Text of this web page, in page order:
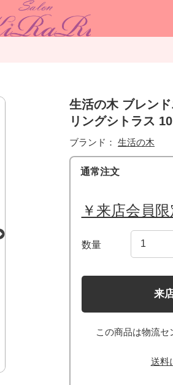
生活の木 ブレン
リングシトラス
ブランド： 生活の木
通常注文
￥来店会員
数量
来
この商品は物流セ
送料